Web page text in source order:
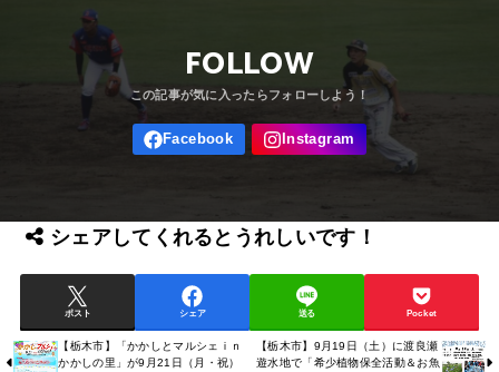
FOLLOW
シェアしてくれるとうれしいです！
ポスト シェア 送る Pocket
【栃木市】「かかしとマルシェｉｎ
かかしの里」が9月21日（月・祝）
【栃木市】9月19日（土）に渡良瀬
遊水地で「希少植物保全活動＆お魚